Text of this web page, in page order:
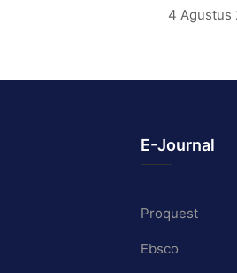
4 Agustus
E-Journal
Proquest
Ebsco